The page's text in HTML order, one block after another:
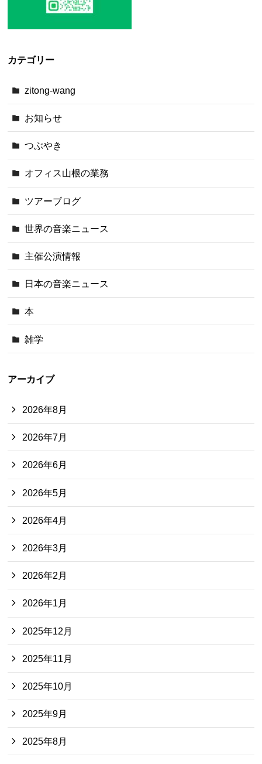
カテゴリー
zitong-wang
お知らせ
つぶやき
オフィス山根の業務
ツアーブログ
世界の音楽ニュース
主催公演情報
日本の音楽ニュース
本
雑学
アーカイブ
2026年8月
2026年7月
2026年6月
2026年5月
2026年4月
2026年3月
2026年2月
2026年1月
2025年12月
2025年11月
2025年10月
2025年9月
2025年8月